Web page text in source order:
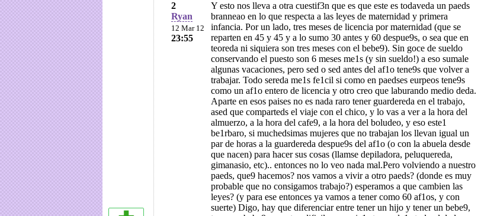
2
Ryan
12 Mar 12
23:55
Y esto nos lleva a otra cuestif3n que es que este es todaveda un paeds
branneao en lo que respecta a las leyes de maternidad y primera
infancia. Por un lado, tres meses de licencia por maternidad (que se
reparten en 45 y 45 y a lo sumo 30 antes y 60 despue9s, o sea que en
teoreda ni siquiera son tres meses con el bebe9). Sin goce de sueldo
conservando el puesto son 6 meses me1s (y sin sueldo!) a eso sumale
algunas vacaciones, pero sed o sed antes del af1o tene9s que volver a
trabajar. Todo sereda me1s fe1cil si como en paedses eurpeos tene9s
como un af1o entero de licencia y otro creo que laburando medio deda.
Aparte en esos paises no es nada raro tener guardereda en el trabajo,
ased que comparteds el viaje con el chico, y lo vas a ver a la hora del
almuerzo, a la hora del cafe9, a la hora del boludeo, y eso este1
be1rbaro, si muchedsimas mujeres que no trabajan los llevan igual un
par de horas a la guardereda despue9s del af1o (o con la abuela desde
que nacen) para hacer sus cosas (llamse depiladora, peluquereda,
gimanasio, etc).. entonces no lo veo nada mal.Pero volviendo a nuestro
paeds, que9 hacemos? nos vamos a vivir a otro paeds? (donde es muy
probable que no consigamos trabajo?) esperamos a que cambien las
leyes? (y para ese entonces ya vamos a tener como 60 af1os, y con
suerte) Digo, hay que diferenciar entre tener un hijo y tener un bebe9,